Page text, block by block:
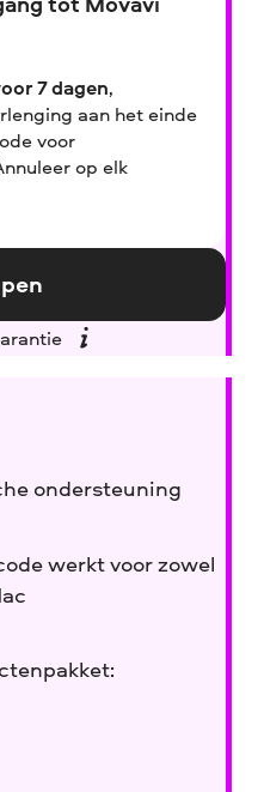
7 dagen,
aan het einde
voor
op elk
ondersteuning
werkt voor zowel